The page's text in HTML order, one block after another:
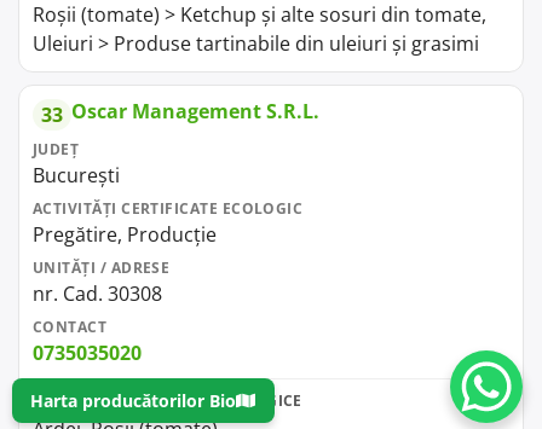
Roșii (tomate) > Ketchup și alte sosuri din tomate,
Uleiuri > Produse tartinabile din uleiuri și grasimi
33 Oscar Management S.R.L.
JUDEȚ
București
ACTIVITĂȚI CERTIFICATE ECOLOGIC
Pregătire, Producție
UNITĂȚI / ADRESE
nr. Cad. 30308
CONTACT
0735035020
REPERTORIU PRODUSE ECOLOGICE
Harta producătorilor Bio